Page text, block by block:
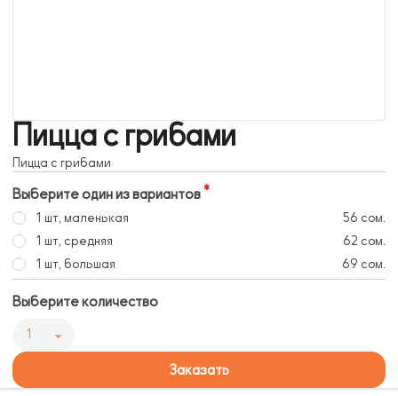
Пицца с грибами
Пицца с грибами
Выберите один из вариантов
1 шт, маленькая
56 сом.
1 шт, средняя
62 сом.
1 шт, большая
69 сом.
Выберите количество
1
Заказать